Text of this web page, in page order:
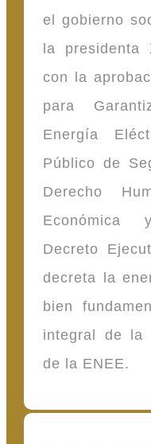
el gobierno
la presidenta
con la
para
Energía
Público de
Derecho
Económica
Decreto
decreta la
bien
integral de la
de la ENEE.